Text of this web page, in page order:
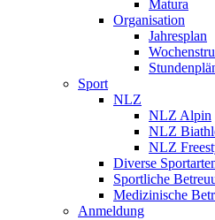
Matura
Organisation
Jahresplan
Sport
NLZ
NLZ Alpin
NLZ
NLZ
Diverse
Sportliche
Medizinische
Anmeldung